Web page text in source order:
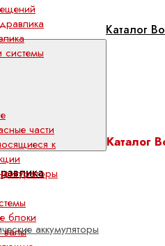
Каталог
Каталог
аккумуляторы
системы
части
к
блоки
валы